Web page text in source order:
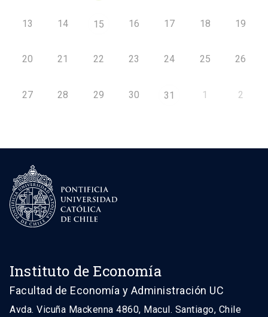
13 14 15 16 17 18 19
20 21 22 23 24 25 26
27 28 29 30 31 1 2
Instituto de Economía
Facultad de Economía y Administración UC
Avda. Vicuña Mackenna 4860, Macul. Santiago, Chile